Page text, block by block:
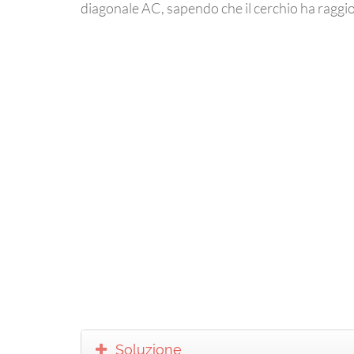
diagonale AC, sapendo che il cerchio ha
Soluzione